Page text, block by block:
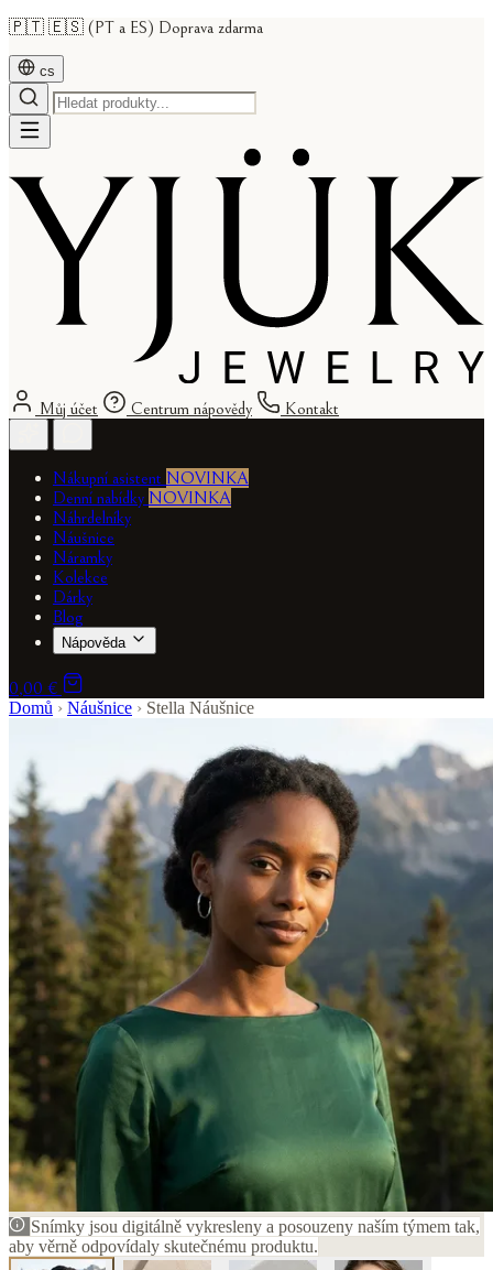
🇵🇹 🇪🇸 (PT a ES) Doprava zdarma
cs
Můj účet Centrum nápovědy Kontakt
Nákupní asistent NOVINKA
Denní nabídky NOVINKA
Náhrdelníky
Náušnice
Náramky
Kolekce
Dárky
Blog
Nápověda
0,00 €
Domů › Náušnice › Stella Náušnice
Snímky jsou digitálně vykresleny a posouzeny naším týmem tak,
aby věrně odpovídaly skutečnému produktu.